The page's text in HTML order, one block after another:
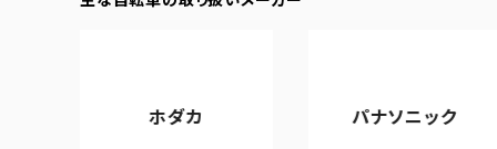
ホダカ パナソニック